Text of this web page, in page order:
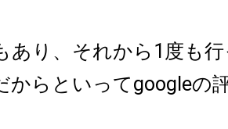
あり、それから1度も
からといってgoogleの